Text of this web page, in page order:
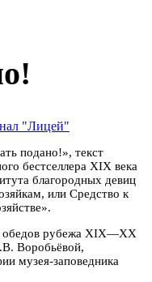
"Лицей"
подано!», текст
бестселлера XIX века
благородных девиц
или Средство к
обедов рубежа XIX—XX
Воробьёвой,
музея-заповедника